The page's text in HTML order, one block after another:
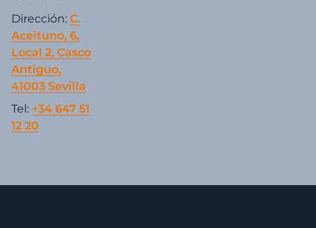
Dirección: C.
Aceituno, 6,
Local 2, Casco
Antiguo,
41003 Sevilla
Tel: +34 647 51
12 20